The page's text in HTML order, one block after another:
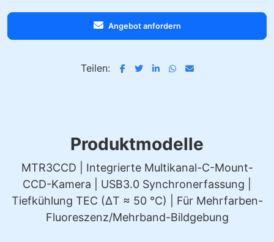
Angebot anfordern
Teilen:
Produktmodelle
MTR3CCD | Integrierte Multikanal-C-Mount-
CCD-Kamera | USB3.0 Synchronerfassung |
Tiefkühlung TEC (ΔT ≈ 50 °C) | Für Mehrfarben-
Fluoreszenz/Mehrband-Bildgebung